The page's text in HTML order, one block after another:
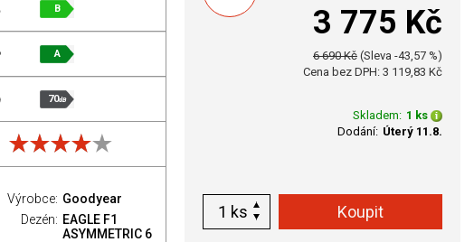
B
A
70dB
Výrobce: Goodyear
Dezén: EAGLE F1
ASYMMETRIC 6
3 775 Kč
6 690 Kč (Sleva -43,57 %)
Cena bez DPH: 3 119,83 Kč
Skladem: 1 ks
Dodání: Úterý 11.8.
ks